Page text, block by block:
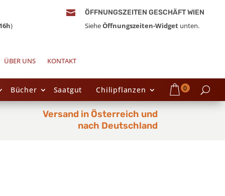
)
 ÖFFNUNGSZEITEN GESCHÄFT WIEN
SieheÖffnungszeiten-Widgetunten.
ÜBER UNS KONTAKT
Bücher Saatgut Chilipflanzen 0
Versand in Österreich und
nach Deutschland